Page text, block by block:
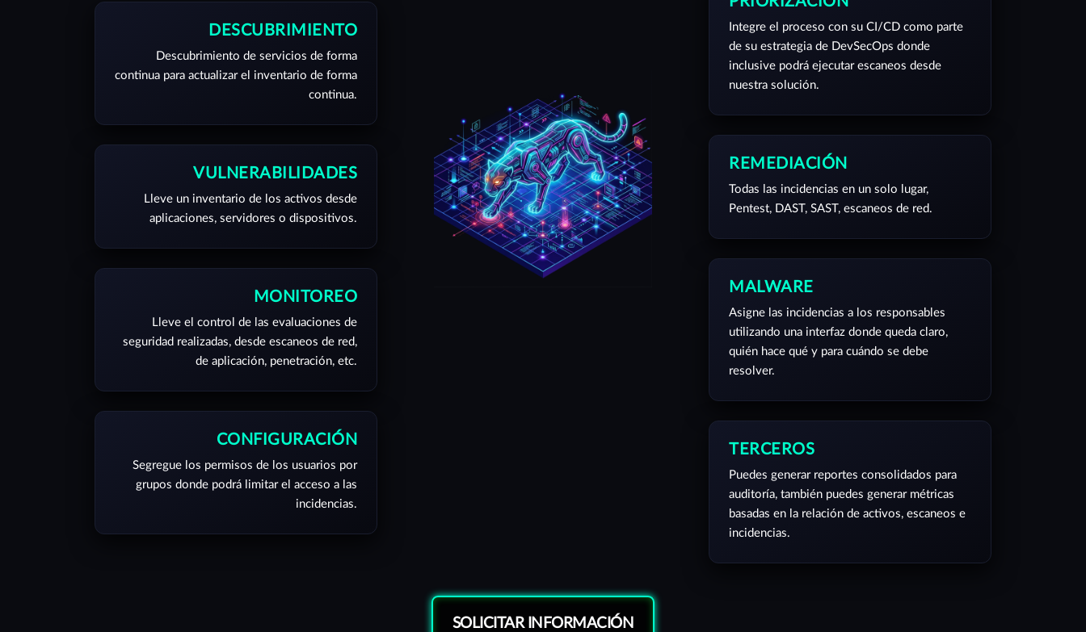
DESCUBRIMIENTO
Descubrimiento de servicios de forma
continua para actualizar el inventario de forma
continua.
VULNERABILIDADES
Lleve un inventario de los activos desde
aplicaciones, servidores o dispositivos.
MONITOREO
Lleve el control de las evaluaciones de
seguridad realizadas, desde escaneos de red,
de aplicación, penetración, etc.
CONFIGURACIÓN
Segregue los permisos de los usuarios por
grupos donde podrá limitar el acceso a las
incidencias.
Integre el proceso con su CI/CD como parte
de su estrategia de DevSecOps donde
inclusive podrá ejecutar escaneos desde
nuestra solución.
REMEDIACIÓN
Todas las incidencias en un solo lugar,
Pentest, DAST, SAST, escaneos de red.
MALWARE
Asigne las incidencias a los responsables
utilizando una interfaz donde queda claro,
quién hace qué y para cuándo se debe
resolver.
TERCEROS
Puedes generar reportes consolidados para
auditoría, también puedes generar métricas
basadas en la relación de activos, escaneos e
incidencias.
SOLICITAR INFORMACIÓN